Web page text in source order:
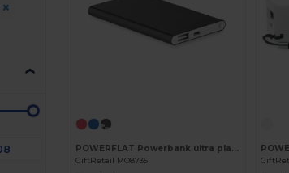
POWERFLAT Powerbank ultra plat 4000 mAh
GiftRetail MO8735